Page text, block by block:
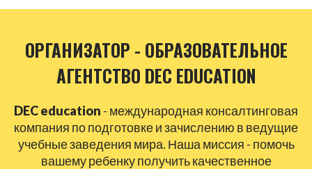
ОРГАНИЗАТОР - ОБРАЗОВАТЕЛЬНОЕ
АГЕНТСТВО DEC EDUCATION
DEC education - международная консалтинговая
компания по подготовке и зачислению в ведущие
учебные заведения мира. Наша миссия - помочь
вашему ребенку получить качественное